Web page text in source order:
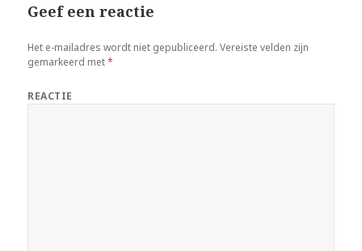
Geef een reactie
Het e-mailadres wordt niet gepubliceerd. Vereiste velden zijn
gemarkeerd met*
REACTIE